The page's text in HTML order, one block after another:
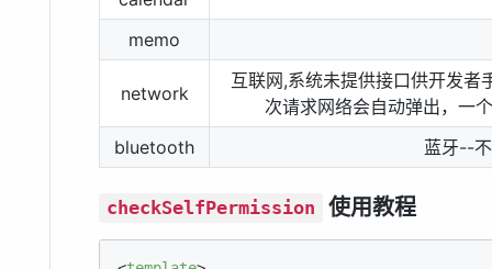
memo
network
互联网,系统未提供接口供开发者
次请求网络会自动弹出，一
bluetooth
蓝牙--
checkSelfPermission 使用教程